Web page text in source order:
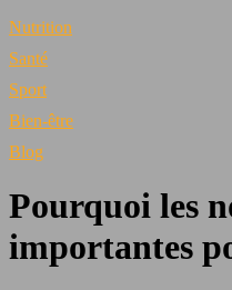
Nutrition
Santé
Sport
Bien-être
Blog
Pourquoi les
importantes